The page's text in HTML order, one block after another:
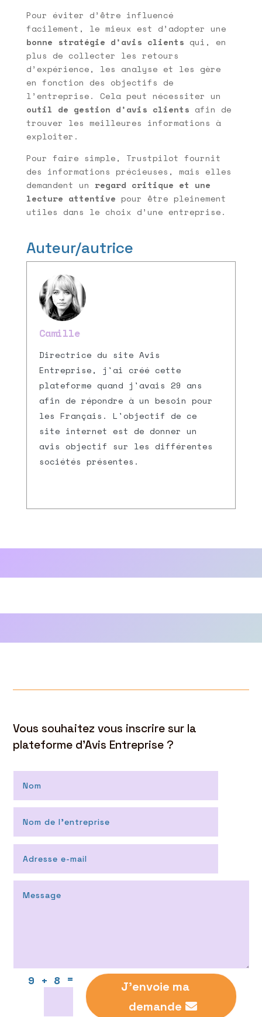
Pour éviter d’être influencé
facilement, le mieux est d’adopter une
bonne stratégie d’avis clients qui, en
plus de collecter les retours
d’expérience, les analyse et les gère
en fonction des objectifs de
l’entreprise. Cela peut nécessiter un
outil de gestion d’avis clients afin de
trouver les meilleures informations à
exploiter.
Pour faire simple, Trustpilot fournit
des informations précieuses, mais elles
demandent un regard critique et une
lecture attentive pour être pleinement
utiles dans le choix d’une entreprise.
Auteur/autrice
Camille
Directrice du site Avis
Entreprise, j'ai créé cette
plateforme quand j'avais 29 ans
afin de répondre à un besoin pour
les Français. L'objectif de ce
site internet est de donner un
avis objectif sur les différentes
sociétés présentes.
Vous souhaitez vous inscrire sur la
plateforme d’Avis Entreprise ?
9 + 8 =
J'envoie ma
demande